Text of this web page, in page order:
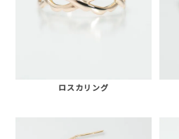
ロスカリング